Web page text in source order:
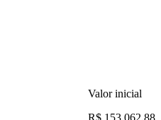
Valor inicial
R$ 153.062,88